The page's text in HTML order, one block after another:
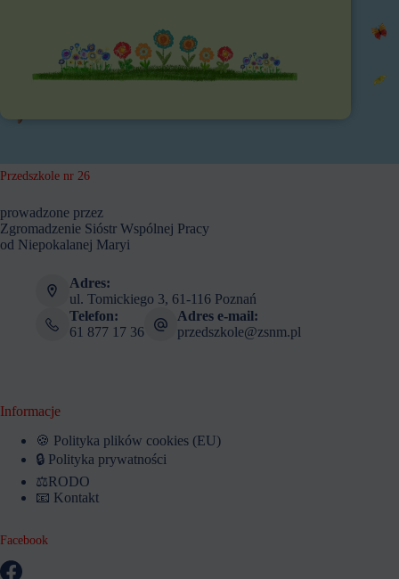
Przedszkole nr 26
prowadzone przez
Zgromadzenie Sióstr Wspólnej Pracy
od Niepokalanej Maryi
Adres:
ul. Tomickiego 3, 61-116 Poznań
Telefon:
61 877 17 36
Adres e-mail:
przedszkole@zsnm.pl
Informacje
🍪 Polityka plików cookies (EU)
🔒 Polityka prywatności
⚖️RODO
📧 Kontakt
Facebook